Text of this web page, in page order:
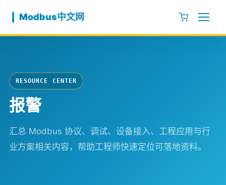
Modbus中文网
RESOURCE CENTER
报警
汇总 Modbus 协议、调试、设备接入、工程应用与行
业方案相关内容，帮助工程师快速定位可落地资料。